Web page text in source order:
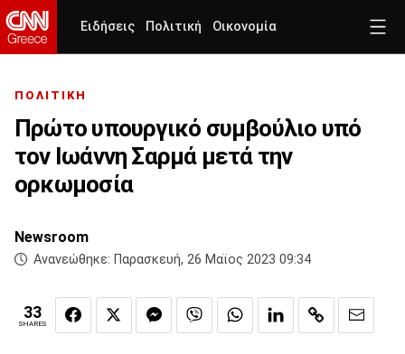
Ειδήσεις Πολιτική Οικονομία
ΠΟΛΙΤΙΚΗ
Πρώτο υπουργικό συμβούλιο υπό
τον Ιωάννη Σαρμά μετά την
ορκωμοσία
Newsroom
Ανανεώθηκε: Παρασκευή, 26 Μαϊος 2023 09:34
33
SHARES